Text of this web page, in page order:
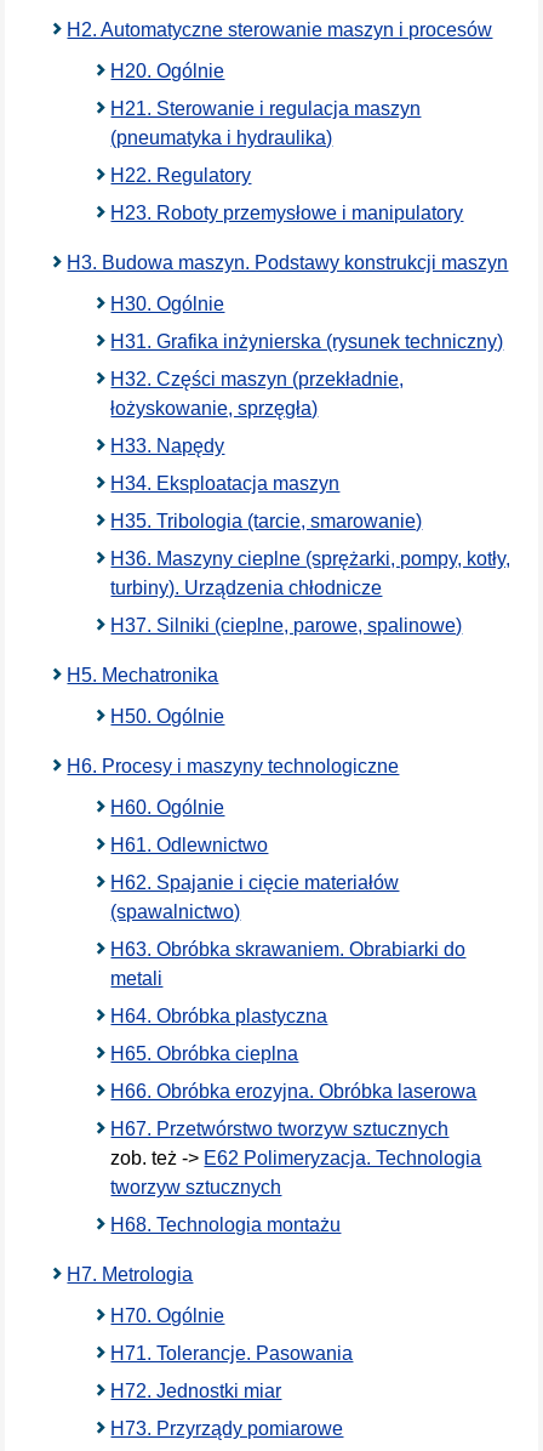
H2. Automatyczne sterowanie maszyn i procesów
H20. Ogólnie
H21. Sterowanie i regulacja maszyn
(pneumatyka i hydraulika)
H22. Regulatory
H23. Roboty przemysłowe i manipulatory
H3. Budowa maszyn. Podstawy konstrukcji maszyn
H30. Ogólnie
H31. Grafika inżynierska (rysunek techniczny)
H32. Części maszyn (przekładnie,
łożyskowanie, sprzęgła)
H33. Napędy
H34. Eksploatacja maszyn
H35. Tribologia (tarcie, smarowanie)
H36. Maszyny cieplne (sprężarki, pompy, kotły,
turbiny). Urządzenia chłodnicze
H37. Silniki (cieplne, parowe, spalinowe)
H5. Mechatronika
H50. Ogólnie
H6. Procesy i maszyny technologiczne
H60. Ogólnie
H61. Odlewnictwo
H62. Spajanie i cięcie materiałów
(spawalnictwo)
H63. Obróbka skrawaniem. Obrabiarki do
metali
H64. Obróbka plastyczna
H65. Obróbka cieplna
H66. Obróbka erozyjna. Obróbka laserowa
H67. Przetwórstwo tworzyw sztucznych
zob. też -> E62 Polimeryzacja. Technologia
tworzyw sztucznych
H68. Technologia montażu
H7. Metrologia
H70. Ogólnie
H71. Tolerancje. Pasowania
H72. Jednostki miar
H73. Przyrządy pomiarowe